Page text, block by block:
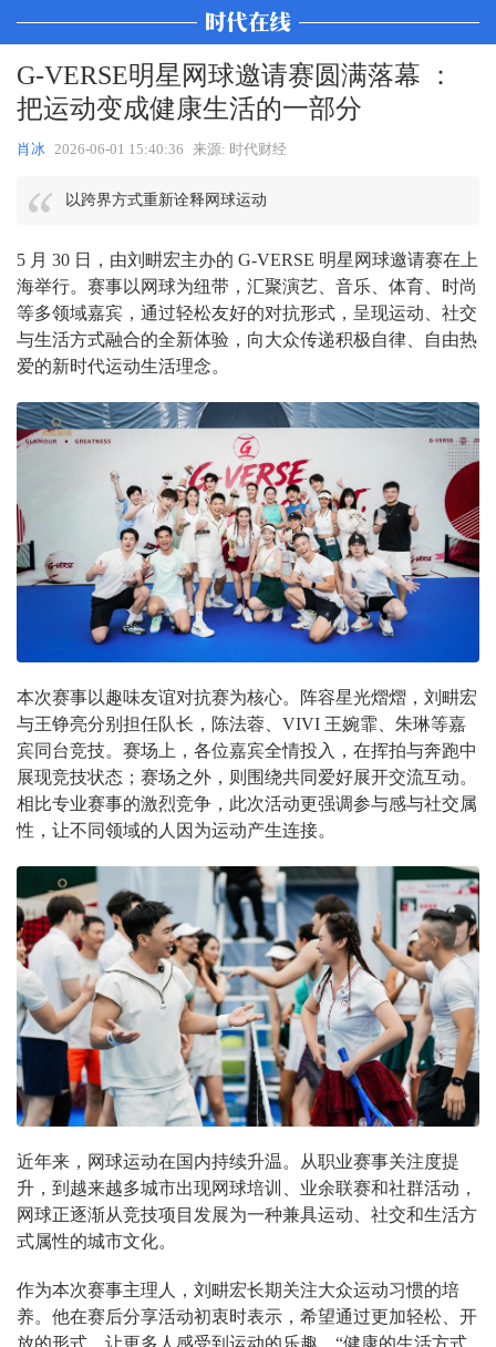
G-VERSE明星网球邀请赛圆满落幕 ：
把运动变成健康生活的一部分
肖冰 2026-06-01 15:40:36 来源: 时代财经
以跨界方式重新诠释网球运动
5 月 30 日，由刘畊宏主办的 G-VERSE 明星网球邀请赛在上
海举行。赛事以网球为纽带，汇聚演艺、音乐、体育、时尚
等多领域嘉宾，通过轻松友好的对抗形式，呈现运动、社交
与生活方式融合的全新体验，向大众传递积极自律、自由热
爱的新时代运动生活理念。
本次赛事以趣味友谊对抗赛为核心。阵容星光熠熠，刘畊宏
与王铮亮分别担任队长，陈法蓉、VIVI 王婉霏、朱琳等嘉
宾同台竞技。赛场上，各位嘉宾全情投入，在挥拍与奔跑中
展现竞技状态；赛场之外，则围绕共同爱好展开交流互动。
相比专业赛事的激烈竞争，此次活动更强调参与感与社交属
性，让不同领域的人因为运动产生连接。
近年来，网球运动在国内持续升温。从职业赛事关注度提
升，到越来越多城市出现网球培训、业余联赛和社群活动，
网球正逐渐从竞技项目发展为一种兼具运动、社交和生活方
式属性的城市文化。
作为本次赛事主理人，刘畊宏长期关注大众运动习惯的培
养。他在赛后分享活动初衷时表示，希望通过更加轻松、开